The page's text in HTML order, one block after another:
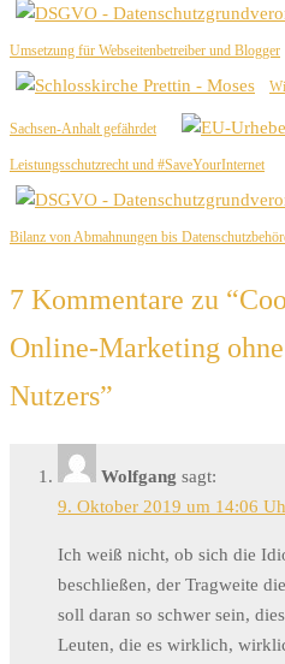
Umsetzung für Webseitenbetreiber und Blogger
Sachsen-Anhalt gefährdet
Leistungsschutzrecht und #SaveYourInternet
Bilanz von Abmahnungen bis
7 Kommentare zu “
Online-Marketing
Nutzers”
Wolfgang sagt:
9. Oktober 2019 um 14:06
Ich weiß nicht, ob sich die
beschließen, der Tragweite
soll daran so schwer sein,
Leuten, die es wirklich,